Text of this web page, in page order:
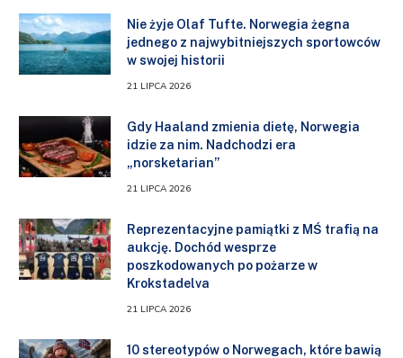
Nie żyje Olaf Tufte. Norwegia żegna
jednego z najwybitniejszych sportowców
w swojej historii
21 LIPCA 2026
Gdy Haaland zmienia dietę, Norwegia
idzie za nim. Nadchodzi era
„norsketarian”
21 LIPCA 2026
Reprezentacyjne pamiątki z MŚ trafią na
aukcję. Dochód wesprze
poszkodowanych po pożarze w
Krokstadelva
21 LIPCA 2026
10 stereotypów o Norwegach, które bawią